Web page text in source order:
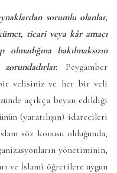
sorumlu olanlar,
ticari veya kâr amacı
bakılmaksızın
Peygamber
bir velisiniz ve her bir veli
açıkça beyan edildiği
(yaratılışın) idarecileri
söz konusu olduğunda,
yönetiminin,
ve İslami öğretilere uygun